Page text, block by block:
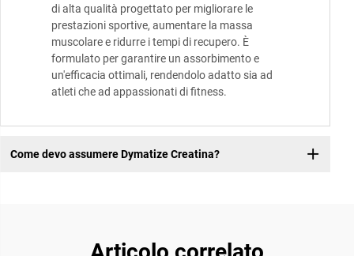
di alta qualità progettato per migliorare le
prestazioni sportive, aumentare la massa
muscolare e ridurre i tempi di recupero. È
formulato per garantire un assorbimento e
un'efficacia ottimali, rendendolo adatto sia ad
atleti che ad appassionati di fitness.
Come devo assumere Dymatize Creatina?